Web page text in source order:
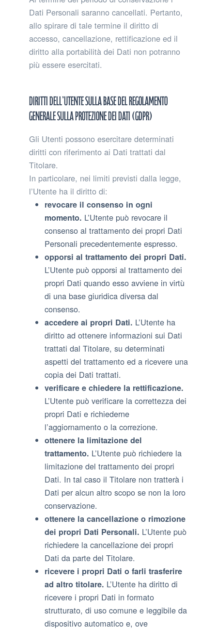
Dati Personali saranno cancellati. Pertanto,
allo spirare di tale termine il diritto di
accesso, cancellazione, rettificazione ed il
diritto alla portabilità dei Dati non potranno
più essere esercitati.
Diritti dell’Utente sulla base del Regolamento
Generale sulla Protezione dei Dati (GDPR)
Gli Utenti possono esercitare determinati
diritti con riferimento ai Dati trattati dal
Titolare.
In particolare, nei limiti previsti dalla legge,
l’Utente ha il diritto di:
revocare il consenso in ogni
momento. L’Utente può revocare il
consenso al trattamento dei propri Dati
Personali precedentemente espresso.
opporsi al trattamento dei propri Dati.
L’Utente può opporsi al trattamento dei
propri Dati quando esso avviene in virtù
di una base giuridica diversa dal
consenso.
accedere ai propri Dati. L’Utente ha
diritto ad ottenere informazioni sui Dati
trattati dal Titolare, su determinati
aspetti del trattamento ed a ricevere una
copia dei Dati trattati.
verificare e chiedere la rettificazione.
L’Utente può verificare la correttezza dei
propri Dati e richiederne
l’aggiornamento o la correzione.
ottenere la limitazione del
trattamento. L’Utente può richiedere la
limitazione del trattamento dei propri
Dati. In tal caso il Titolare non tratterà i
Dati per alcun altro scopo se non la loro
conservazione.
ottenere la cancellazione o rimozione
dei propri Dati Personali. L’Utente può
richiedere la cancellazione dei propri
Dati da parte del Titolare.
ricevere i propri Dati o farli trasferire
ad altro titolare. L’Utente ha diritto di
ricevere i propri Dati in formato
strutturato, di uso comune e leggibile da
dispositivo automatico e, ove